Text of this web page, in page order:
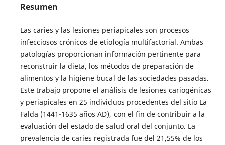
Resumen
Las caries y las lesiones periapicales son procesos
infecciosos crónicos de etiología multifactorial. Ambas
patologías proporcionan información pertinente para
reconstruir la dieta, los métodos de preparación de
alimentos y la higiene bucal de las sociedades pasadas.
Este trabajo propone el análisis de lesiones cariogénicas
y periapicales en 25 individuos procedentes del sitio La
Falda (1441-1635 años AD), con el fin de contribuir a la
evaluación del estado de salud oral del conjunto. La
prevalencia de caries registrada fue del 21,55% de los